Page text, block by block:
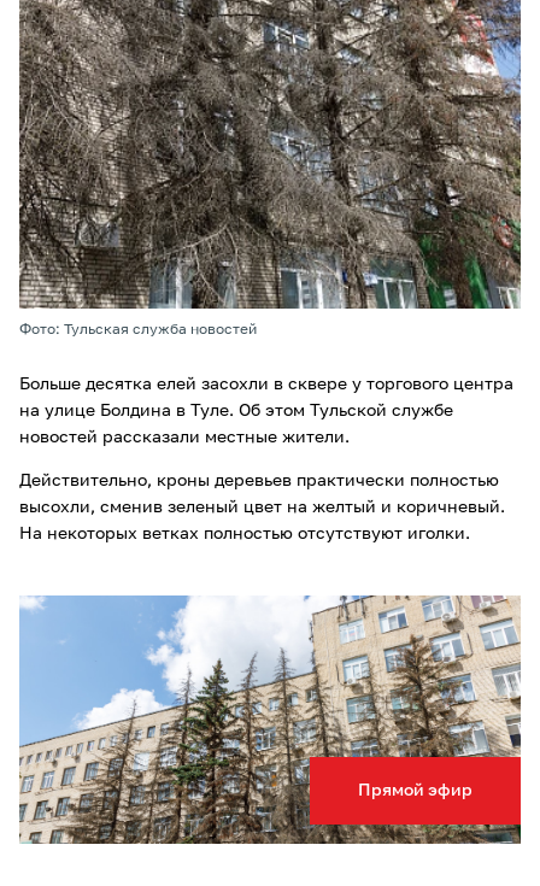
Прямой эфир
Фото: Тульская служба новостей
Больше десятка елей засохли в сквере у торгового центра
на улице Болдина в Туле. Об этом Тульской службе
новостей рассказали местные жители.
Действительно, кроны деревьев практически полностью
высохли, сменив зеленый цвет на желтый и коричневый.
На некоторых ветках полностью отсутствуют иголки.